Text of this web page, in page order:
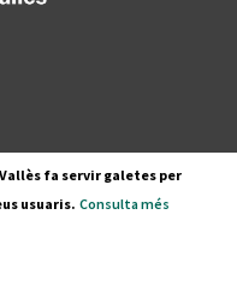
fa servir galetes per
usuaris. Consulta més